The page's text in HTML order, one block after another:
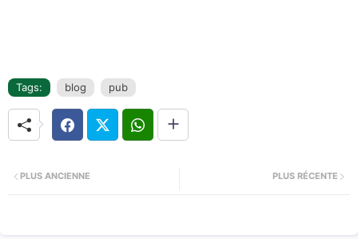
Tags: blog pub
PLUS RÉCENTE
PLUS ANCIENNE